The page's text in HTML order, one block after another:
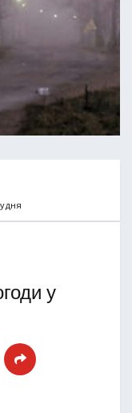
у